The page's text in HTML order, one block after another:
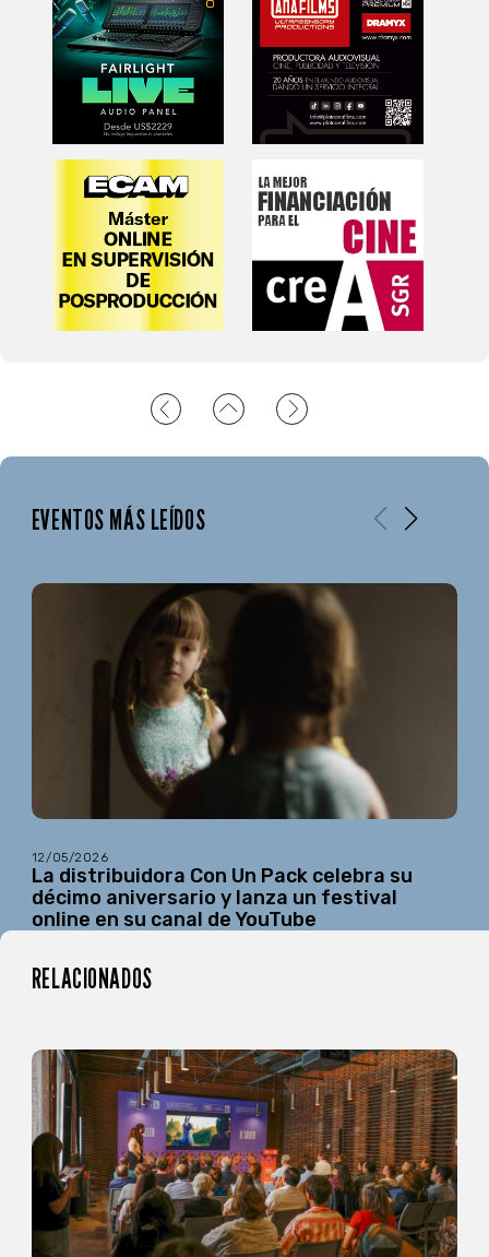
EVENTOS MÁS LEÍDOS
12/05/2026
La distribuidora Con Un Pack celebra su
décimo aniversario y lanza un festival
online en su canal de YouTube
RELACIONADOS